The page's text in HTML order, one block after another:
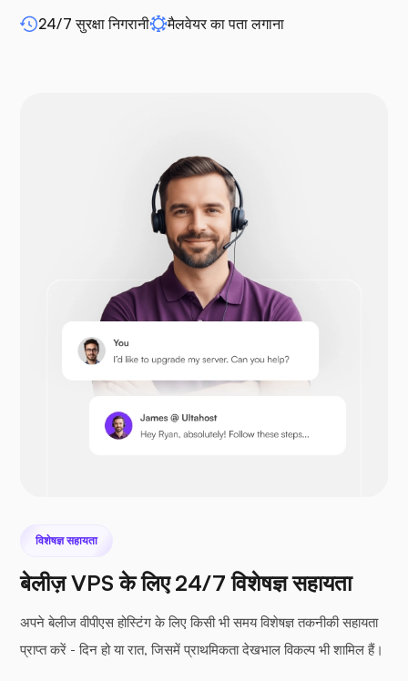
Drupal
Opencart
24/7 सुरक्षा निगरानी मैलवेयर का पता लगाना
विशेषज्ञ सहायता
बेलीज़ VPS के लिए 24/7 विशेषज्ञ सहायता
अपने बेलीज वीपीएस होस्टिंग के लिए किसी भी समय विशेषज्ञ तकनीकी सहायता
प्राप्त करें - दिन हो या रात, जिसमें प्राथमिकता देखभाल विकल्प भी शामिल हैं।